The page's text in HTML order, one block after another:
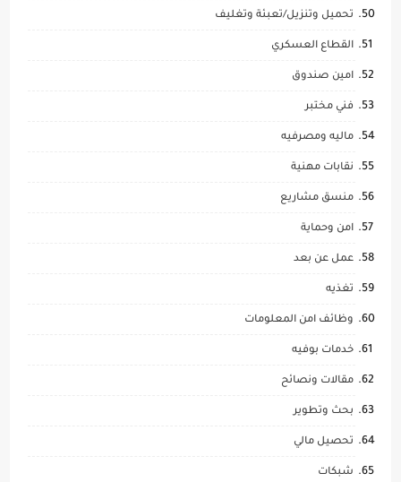
تحميل وتنزيل/تعبئة وتغليف
القطاع العسكري
امين صندوق
فني مختبر
ماليه ومصرفيه
نقابات مهنية
منسق مشاريع
امن وحماية
عمل عن بعد
تغذيه
وظائف امن المعلومات
خدمات بوفيه
مقالات ونصائح
بحث وتطوير
تحصيل مالي
شبكات